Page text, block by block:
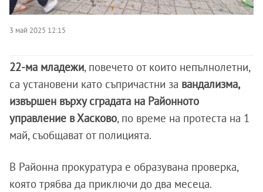
3 май 2025 12:15
22-ма младежи, повечето от които непълнолетни,
са установени като съпричастни за вандализма,
извършен върху сградата на Районното
управление в Хасково, по време на протеста на 1
май, съобщават от полицията.
В Районна прокуратура е образувана проверка,
която трябва да приключи до два месеца.